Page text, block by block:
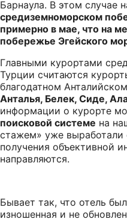
Барнаула. В этом случае
средиземноморском
примерно в мае, что на
побережье Эгейского
Главными курортами
Турции считаются
благодатном
Анталья, Белек, Сиде,
информации о курорте
поисковой системе на
стажем» уже выработали
получения объективной
направляются.
Бывает так, что отель
изношенная и не